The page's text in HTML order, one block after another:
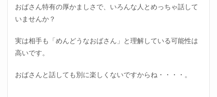
おばさん特有の厚かましさで、いろんな人とめっちゃ話して
いませんか？
実は相手も「めんどうなおばさん」と理解している可能性は
高いです。
おばさんと話しても別に楽しくないですからね・・・・。